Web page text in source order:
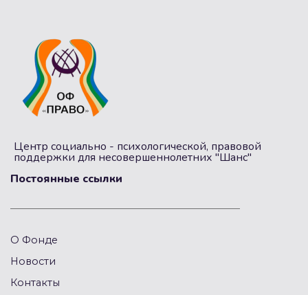
Центр социально - психологической, правовой
поддержки для несовершеннолетних "Шанс"
Постоянные ссылки
О Фонде
Новости
Контакты